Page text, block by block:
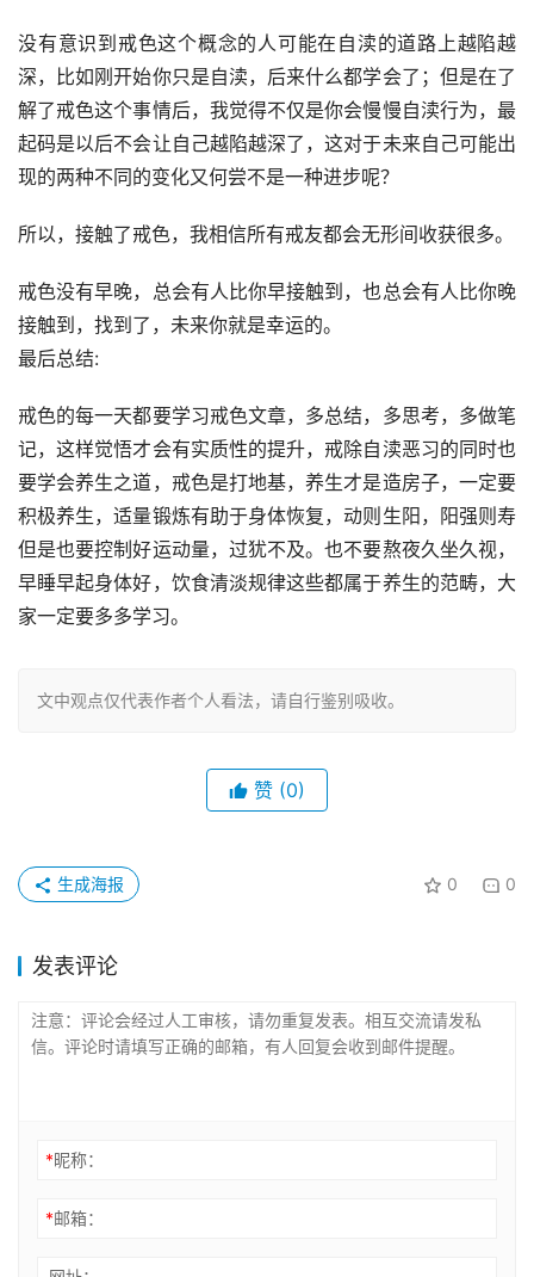
没有意识到戒色这个概念的人可能在自渎的道路上越陷越
深，比如刚开始你只是自渎，后来什么都学会了；但是在了
解了戒色这个事情后，我觉得不仅是你会慢慢自渎行为，最
起码是以后不会让自己越陷越深了，这对于未来自己可能出
现的两种不同的变化又何尝不是一种进步呢？
所以，接触了戒色，我相信所有戒友都会无形间收获很多。
戒色没有早晚，总会有人比你早接触到，也总会有人比你晚
接触到，找到了，未来你就是幸运的。
最后总结:
戒色的每一天都要学习戒色文章，多总结，多思考，多做笔
记，这样觉悟才会有实质性的提升，戒除自渎恶习的同时也
要学会养生之道，戒色是打地基，养生才是造房子，一定要
积极养生，适量锻炼有助于身体恢复，动则生阳，阳强则寿
但是也要控制好运动量，过犹不及。也不要熬夜久坐久视，
早睡早起身体好，饮食清淡规律这些都属于养生的范畴，大
家一定要多多学习。
文中观点仅代表作者个人看法，请自行鉴别吸收。
赞 (0)
0 0
生成海报
发表评论
*昵称：
*邮箱：